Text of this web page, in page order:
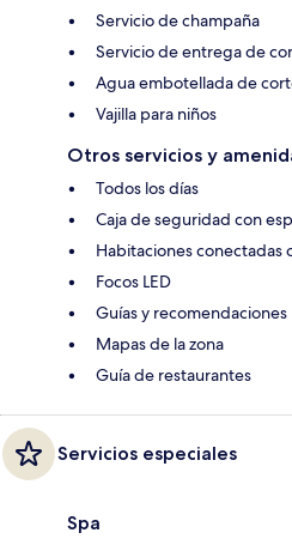
Servicio de champaña
Servicio de entrega de
Agua embotellada de
Vajilla para niños
Otros servicios y
Todos los días
Caja de seguridad con
Habitaciones conectadas
Focos LED
Guías y recomendaciones
Mapas de la zona
Guía de restaurantes
Servicios especiales
Spa